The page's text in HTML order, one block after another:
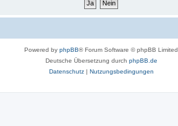
Powered by phpBB® Forum Software © phpBB Limited
Deutsche Übersetzung durch phpBB.de
Datenschutz| Nutzungsbedingungen